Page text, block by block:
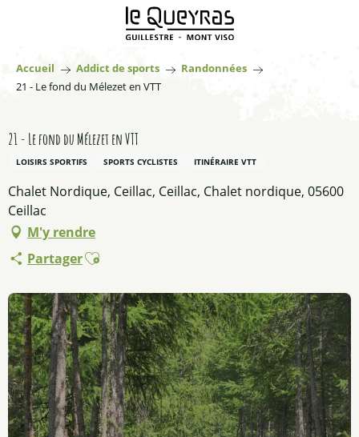
principal
Accueil Addict de sports
Randonnées
21 - Le fond du Mélezet en VTT
21 - Le fond du Mélezet en VTT
LOISIRS SPORTIFS SPORTS CYCLISTES ITINÉRAIRE VTT
Chalet Nordique, Ceillac, Ceillac, Chalet nordique, 05600
Ceillac
M'y rendre
PartagerAjouter aux favoris